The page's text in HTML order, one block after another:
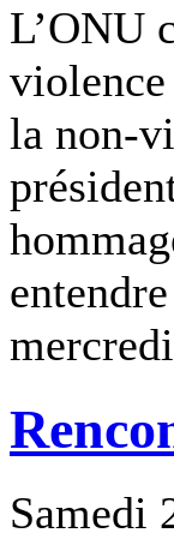
L’ONU
violence
la non-
Samedi